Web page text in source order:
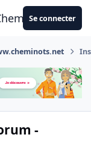
Se connecter
-